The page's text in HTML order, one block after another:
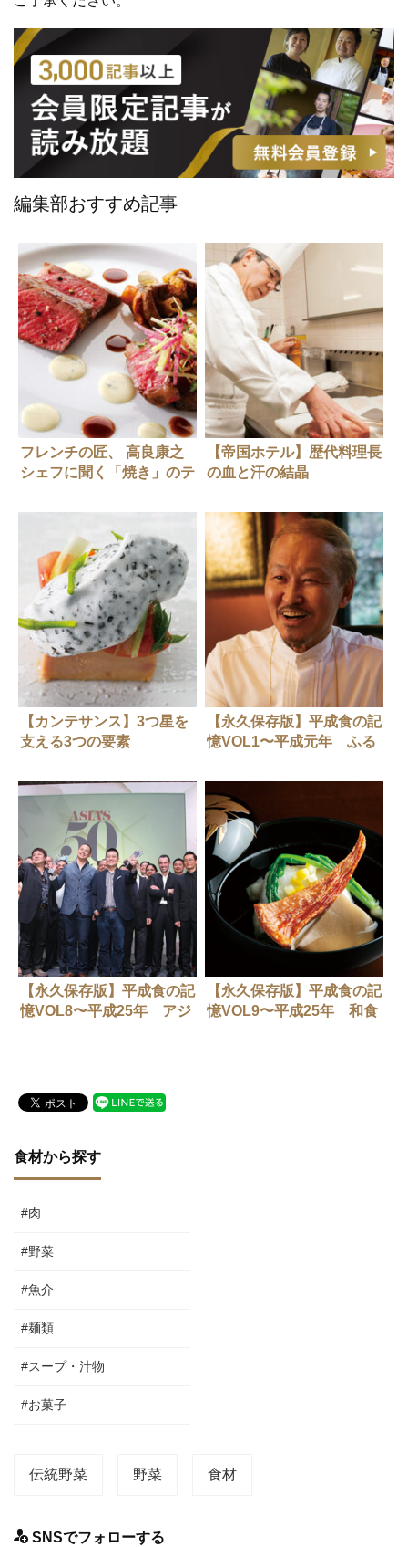
編集部おすすめ記事
フレンチの匠、 高良康之
シェフに聞く「焼き」のテ
【帝国ホテル】歴代料理長
の血と汗の結晶
【カンテサンス】3つ星を
支える3つの要素
【永久保存版】平成食の記
憶VOL1〜平成元年 ふる
の時代へ
【永久保存版】平成食の記
憶VOL8〜平成25年 アジ
【永久保存版】平成食の記
憶VOL9〜平成25年 和食
食材から探す
#肉
#野菜
#魚介
#麺類
#スープ・汁物
#お菓子
伝統野菜 野菜 食材
SNSでフォローする